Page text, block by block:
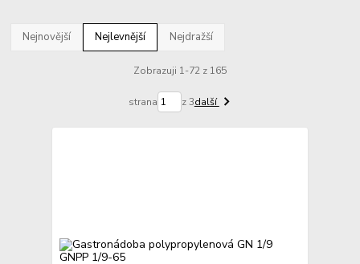
Nejnovější Nejlevnější Nejdražší
Zobrazuji 1-72 z 165
strana z 3další